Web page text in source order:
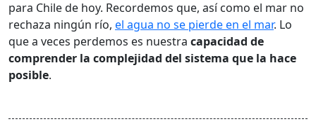
para Chile de hoy. Recordemos que, así como el mar no
rechaza ningún río, el agua no se pierde en el mar. Lo
que a veces perdemos es nuestra capacidad de
comprender la complejidad del sistema que la hace
posible.